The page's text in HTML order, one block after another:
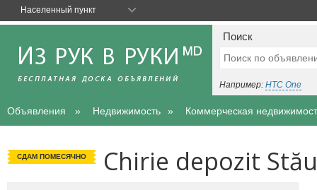
Поиск
Например: HTC One
Объявления Недвижимость Коммерческая
СДАМ ПОМЕСЯЧНО Chirie depozit
Населенный пункт